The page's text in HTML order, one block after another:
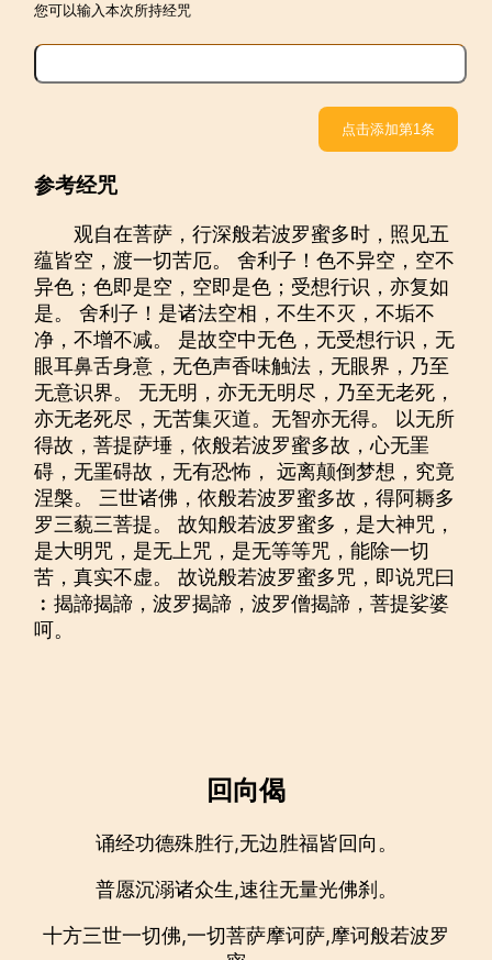
您可以输入本次所持经咒
点击添加第1条
参考经咒
观自在菩萨，行深般若波罗蜜多时，照见五
蕴皆空，渡一切苦厄。 舍利子！色不异空，空不
异色；色即是空，空即是色；受想行识，亦复如
是。 舍利子！是诸法空相，不生不灭，不垢不
净，不增不减。 是故空中无色，无受想行识，无
眼耳鼻舌身意，无色声香味触法，无眼界，乃至
无意识界。 无无明，亦无无明尽，乃至无老死，
亦无老死尽，无苦集灭道。无智亦无得。 以无所
得故，菩提萨埵，依般若波罗蜜多故，心无罣
碍，无罣碍故，无有恐怖， 远离颠倒梦想，究竟
涅槃。 三世诸佛，依般若波罗蜜多故，得阿耨多
罗三藐三菩提。 故知般若波罗蜜多，是大神咒，
是大明咒，是无上咒，是无等等咒，能除一切
苦，真实不虚。 故说般若波罗蜜多咒，即说咒曰
︰揭諦揭諦，波罗揭諦，波罗僧揭諦，菩提娑婆
呵。
回向偈
诵经功德殊胜行,无边胜福皆回向。
普愿沉溺诸众生,速往无量光佛刹。
十方三世一切佛,一切菩萨摩诃萨,摩诃般若波罗